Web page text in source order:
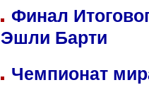
Финал
Эшли Барти
Чемпионат